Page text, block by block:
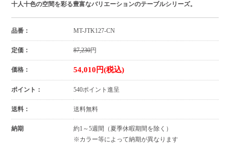
十人十色の空間を彩る豊富なバリエーションのテーブルシリーズ。
品番： MT-JTK127-CN
定価： 87,230円
価格： 54,010円(税込)
ポイント： 540ポイント進呈
送料： 送料無料
納期
約1～5週間（夏季休暇期間を除く）
※カラー等によって納期が異なります